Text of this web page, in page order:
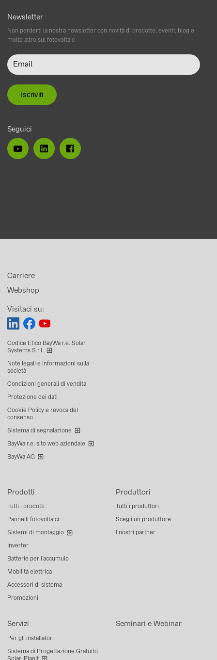
Newsletter
Non perderti la nostra newsletter con novità di prodotto, eventi, blog e
molto altro sul fotovoltaic
Seguici
Prodotti
Tutti i prodotti
Pannelli fotovoltaici
Sistemi di montaggio
Inverter
Batterie per l’accumulo
Mobilità elettrica
Accessori di sistema
Promozioni
Produttori
Tutti i produttori
Scegli un produttore
I nostri partner
Servizi
Per gli installatori
Sistema di Progettazione Gratuito
Solar-Planit
Seminari e Webinar
Webshop
Carriere
Visitaci su:
Codice Etico BayWa r.e. Solar
Systems S.r.l.
Note legali e informazioni sulla
società
Condizioni generali di vendita
Protezione dei dati
Cookie Policy e revoca del
consenso
Sistema di segnalazione
BayWa r.e. sito web aziendale
BayWa AG